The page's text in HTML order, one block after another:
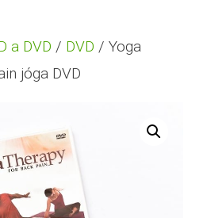
a DVD / DVD / Yoga
jóga DVD